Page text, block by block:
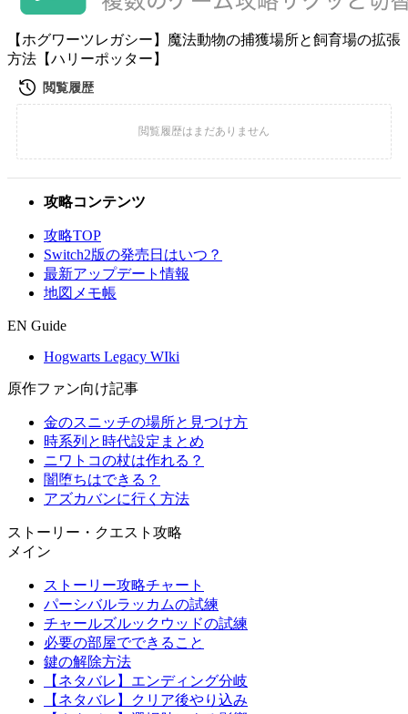
【ホグワーツレガシー】魔法動物の捕獲場所と飼育場の拡張
方法【ハリーポッター】
攻略コンテンツ
攻略TOP
Switch2版の発売日はいつ？
最新アップデート情報
地図メモ帳
EN Guide
Hogwarts Legacy WIki
原作ファン向け記事
金のスニッチの場所と見つけ方
時系列と時代設定まとめ
ニワトコの杖は作れる？
闇堕ちはできる？
アズカバンに行く方法
ストーリー・クエスト攻略
メイン
ストーリー攻略チャート
パーシバルラッカムの試練
チャールズルックウッドの試練
必要の部屋でできること
鍵の解除方法
【ネタバレ】エンディング分岐
【ネタバレ】クリア後やり込み